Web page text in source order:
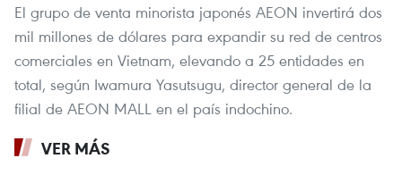
El grupo de venta minorista japonés AEON invertirá dos
mil millones de dólares para expandir su red de centros
comerciales en Vietnam, elevando a 25 entidades en
total, según Iwamura Yasutsugu, director general de la
filial de AEON MALL en el país indochino.
VER MÁS